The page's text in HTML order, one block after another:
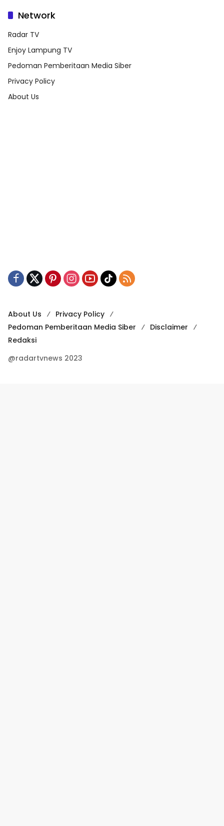
Network
Radar TV
Enjoy Lampung TV
Pedoman Pemberitaan Media Siber
Privacy Policy
About Us
About Us
Privacy Policy
Pedoman Pemberitaan Media Siber
Disclaimer
Redaksi
@radartvnews 2023